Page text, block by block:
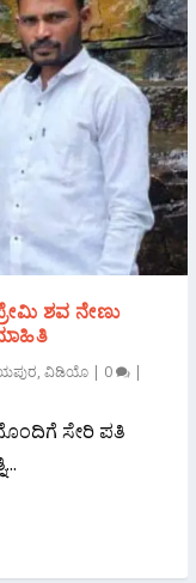
ಶವ ನೇಣು
, ವಿಡಿಯೊ| 0 |
ಸೇರಿ ಪತಿ